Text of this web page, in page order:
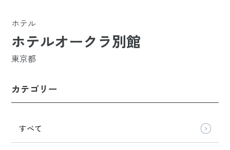
ホテル
ホテルオークラ別館
東京都
カテゴリー
すべて